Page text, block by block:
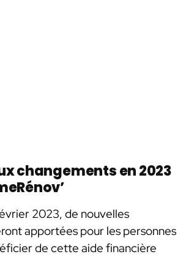
changements en 2023
2023, de nouvelles
apportées pour les personnes
de cette aide financière